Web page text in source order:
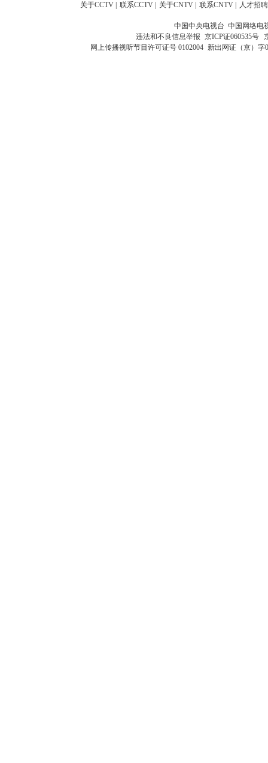
关于CCTV 联系CCTV 关于CNTV 联系CNTV 人才招聘
中国中央电视台 中国网络电
违法和不良信息举报 京ICP证060535号
网上传播视听节目许可证号 0102004 新出网证（京）